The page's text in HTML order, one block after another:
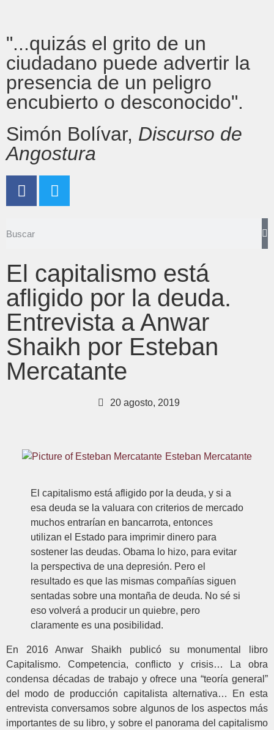
"...quizás el grito de un
ciudadano puede advertir la
presencia de un peligro
encubierto o desconocido".
Simón Bolívar, Discurso de
Angostura
El capitalismo está
afligido por la deuda.
Entrevista a Anwar
Shaikh por Esteban
Mercatante
20 agosto, 2019
Esteban Mercatante
El capitalismo está afligido por la deuda, y si a
esa deuda se la valuara con criterios de mercado
muchos entrarían en bancarrota, entonces
utilizan el Estado para imprimir dinero para
sostener las deudas. Obama lo hizo, para evitar
la perspectiva de una depresión. Pero el
resultado es que las mismas compañías siguen
sentadas sobre una montaña de deuda. No sé si
eso volverá a producir un quiebre, pero
claramente es una posibilidad.
En 2016 Anwar Shaikh publicó su monumental libro
Capitalismo. Competencia, conflicto y crisis… La obra
condensa décadas de trabajo y ofrece una “teoría general”
del modo de producción capitalista alternativa… En esta
entrevista conversamos sobre algunos de los aspectos más
importantes de su libro, y sobre el panorama del capitalismo